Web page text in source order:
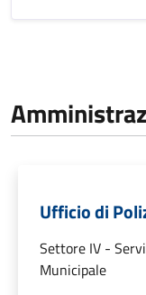
Ufficio di
Settore IV -
Municipale